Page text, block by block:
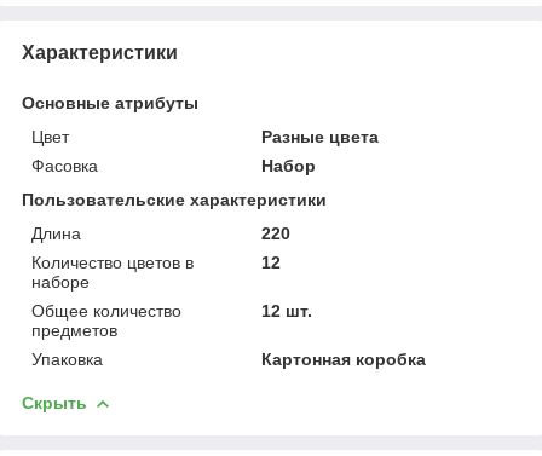
Характеристики
Основные атрибуты
Цвет
Разные цвета
Фасовка
Набор
Пользовательские характеристики
Длина
220
Количество цветов в
наборе
12
Общее количество
предметов
12 шт.
Упаковка Картонная коробка
Скрыть